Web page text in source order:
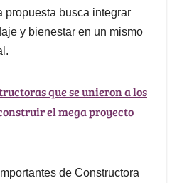
propuesta busca integrar
y bienestar en un mismo
que se unieron a los
el mega proyecto
de Constructora